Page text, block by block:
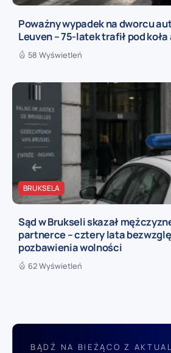
Poważny wypadek na dworcu
Leuven – 75-latek trafił pod
58 Wyświetleń
BRUKSELA
Sąd w Brukseli skazał
partnerce – cztery lata
pozbawienia wolności
62 Wyświetleń
BĄDŹ NA BIEŻĄCO Z